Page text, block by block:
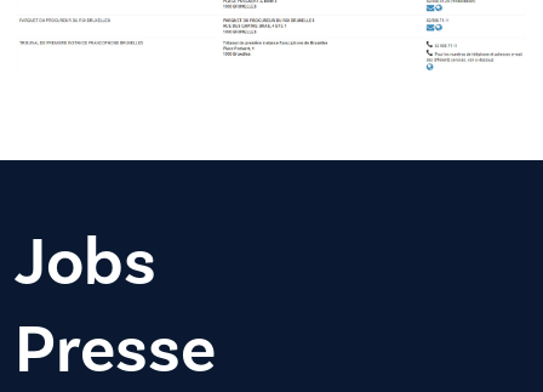
Jobs
Presse